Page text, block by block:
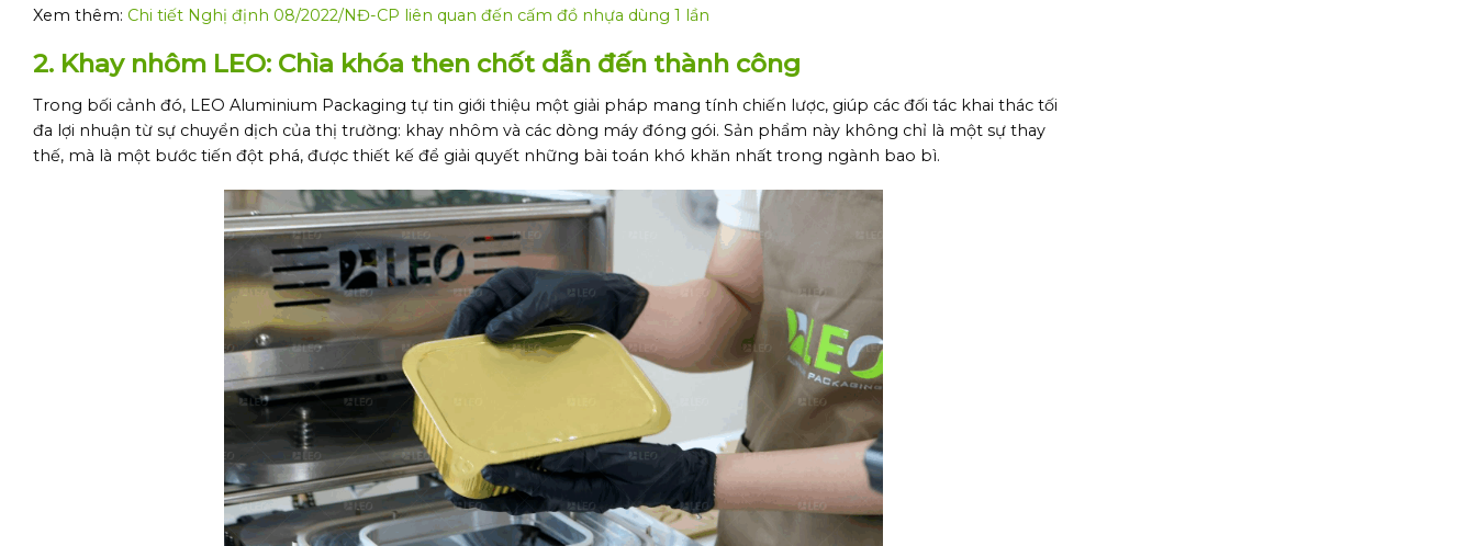
Xem thêm: Chi tiết Nghị định 08/2022/NĐ-CP liên quan đến cấm đồ nhựa dùng 1 lần
2. Khay nhôm LEO: Chìa khóa then chốt dẫn đến thành công
Trong bối cảnh đó, LEO Aluminium Packaging tự tin giới thiệu một giải pháp mang tính chiến lược, giúp các đối tác khai thác tối
đa lợi nhuận từ sự chuyển dịch của thị trường: khay nhôm và các dòng máy đóng gói. Sản phẩm này không chỉ là một sự thay
thế, mà là một bước tiến đột phá, được thiết kế để giải quyết những bài toán khó khăn nhất trong ngành bao bì.